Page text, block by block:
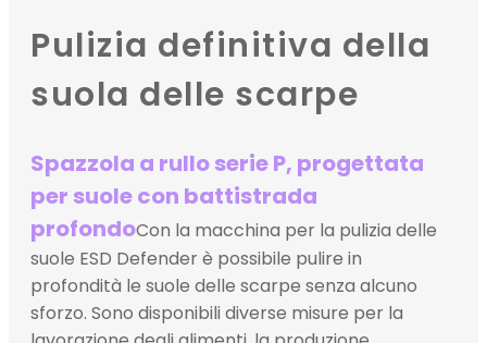
Pulizia definitiva della
suola delle scarpe
Spazzola a rullo serie P, progettata
per suole con battistrada
profondoCon la macchina per la pulizia delle
suole ESD Defender è possibile pulire in
profondità le suole delle scarpe senza alcuno
sforzo. Sono disponibili diverse misure per la